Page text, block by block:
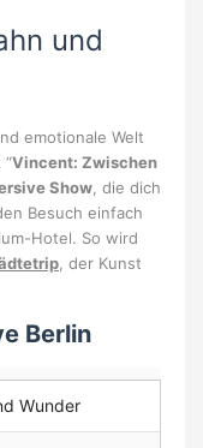
und
emotionale Welt
Vincent: Zwischen
Show , die dich
Besuch einfach
Hotel. So wird
, der Kunst
Berlin
Wunder